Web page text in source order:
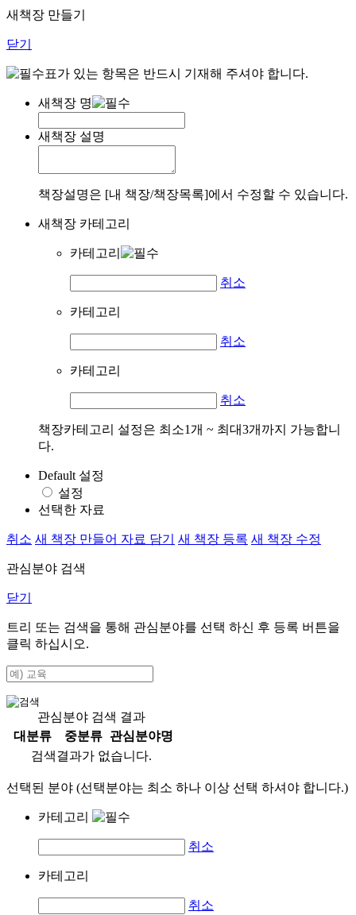
새책장 만들기
닫기
표가 있는 항목은 반드시 기재해 주셔야 합니다.
새책장 명
새책장 설명
책장설명은 [내 책장/책장목록]에서 수정할 수 있습니다.
새책장 카테고리
카테고리
취소
카테고리
취소
카테고리
취소
책장카테고리 설정은 최소1개 ~ 최대3개까지 가능합니
다.
Default 설정
설정
선택한 자료
취소 새 책장 만들어 자료 담기 새 책장 등록 새 책장 수정
관심분야 검색
닫기
트리 또는 검색을 통해 관심분야를 선택 하신 후 등록 버튼을
클릭 하십시오.
관심분야 검색 결과
대분류
중분류
관심분야명
검색결과가 없습니다.
선택된 분야 (선택분야는 최소 하나 이상 선택 하셔야 합니다.)
카테고리
취소
카테고리
취소